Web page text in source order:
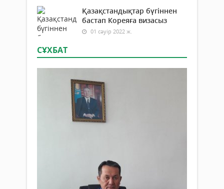
Қазақстандықтар бүгіннен
бастап Кореяға визасыз
01 сәуір 2022 ж.
СҰХБАТ